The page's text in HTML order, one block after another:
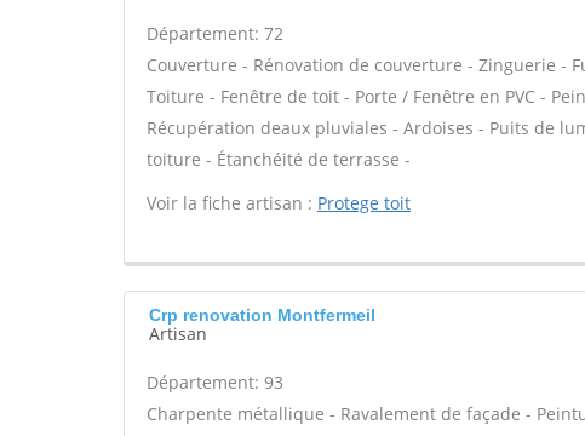
Département: 72
Couverture - Rénovation de couverture - Zinguerie -
Toiture - Fenêtre de toit - Porte / Fenêtre en PVC -
Récupération deaux pluviales - Ardoises - Puits de
toiture - Étanchéité de terrasse -
Voir la fiche artisan : Protege toit
Crp renovation Montfermeil
Artisan
Département: 93
Charpente métallique - Ravalement de façade -